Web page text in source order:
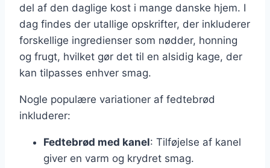
del af den daglige kost i mange danske hjem. I
dag findes der utallige opskrifter, der inkluderer
forskellige ingredienser som nødder, honning
og frugt, hvilket gør det til en alsidig kage, der
kan tilpasses enhver smag.
Nogle populære variationer af fedtebrød
inkluderer:
Fedtebrød med kanel: Tilføjelse af kanel
giver en varm og krydret smag.